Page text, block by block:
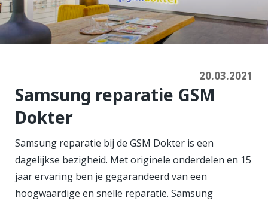
20.03.2021
Samsung reparatie GSM
Dokter
Samsung reparatie bij de GSM Dokter is een
dagelijkse bezigheid. Met originele onderdelen en 15
jaar ervaring ben je gegarandeerd van een
hoogwaardige en snelle reparatie. Samsung